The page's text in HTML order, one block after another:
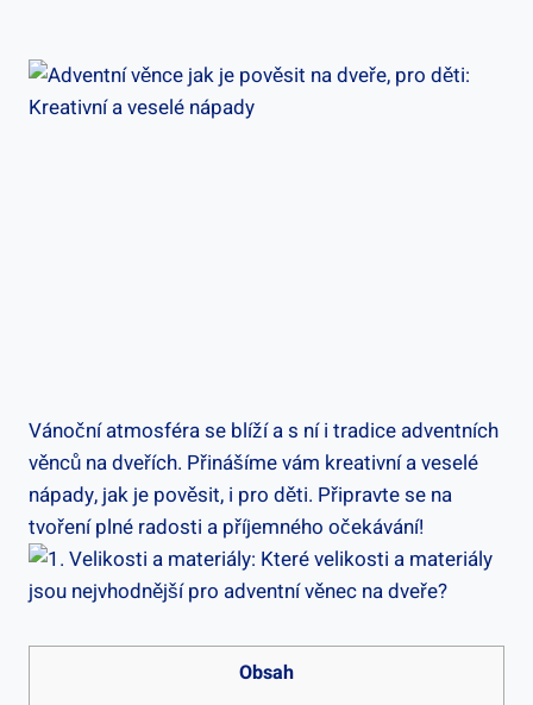
Vánoční atmosféra se blíží a s ní i tradice adventních
věnců na dveřích. Přinášíme vám kreativní a veselé
nápady, jak je pověsit, i pro děti. Připravte se na
tvoření plné radosti a příjemného očekávání!
Obsah